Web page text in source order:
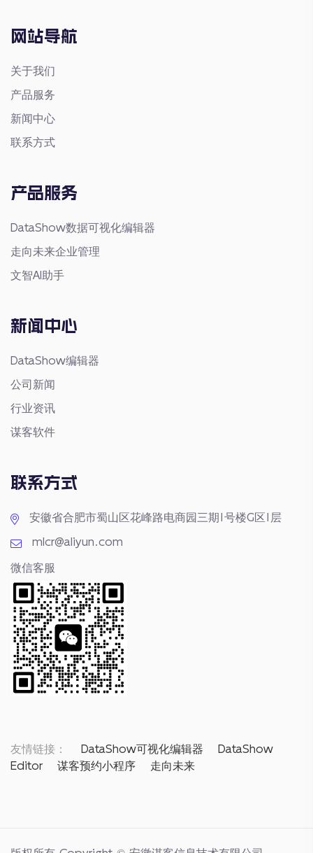
网站导航
关于我们
产品服务
新闻中心
联系方式
产品服务
DataShow数据可视化编辑器
走向未来企业管理
文智AI助手
新闻中心
DataShow编辑器
公司新闻
行业资讯
谋客软件
联系方式
安徽省合肥市蜀山区花峰路电商园三期1号楼G区1层
mlcr@aliyun.com
微信客服
友情链接： DataShow可视化编辑器
DataShow
Editor
谋客预约小程序 走向未来